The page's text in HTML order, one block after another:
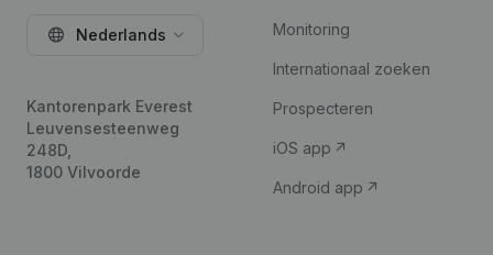
Nederlands
Kantorenpark Everest
Leuvensesteenweg
248D,
1800 Vilvoorde
Monitoring
Internationaal zoeken
Prospecteren
iOS app
Android app